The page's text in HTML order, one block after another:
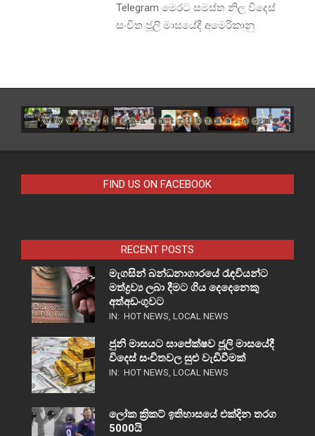
Telegram මෙරට සමස්ත නිල විදෙස්
සංචිත ජූලි මාසයේදී අමෙරිකානු
FIND US ON FACEBOOK
RECENT POSTS
මැගසින් බන්ධනාගාරයේ රැඳවියන්ට
මත්ද්‍රව්‍ය ලබා දීමට ගිය දෙදෙනෙකු
අත්අඩංගුවට
IN: HOT NEWS, LOCAL NEWS
ජුනි මාසයට සාපේක්ෂව ජූලි මාසයේදී
විදෙස් සංචිතවල සුළු වැඩිවීමක්
IN: HOT NEWS, LOCAL NEWS
ලෝක ක්‍රිකට් ඉතිහාසයේ එක්දින තරග
5000යි